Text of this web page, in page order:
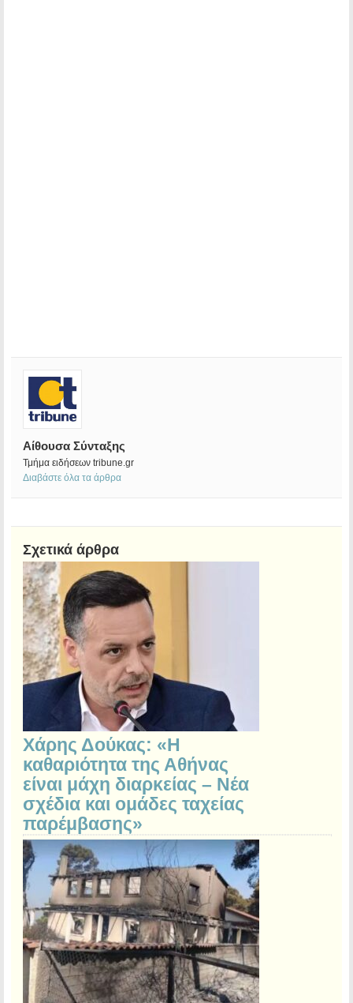
Αίθουσα Σύνταξης
Τμήμα ειδήσεων tribune.gr
Διαβάστε όλα τα άρθρα
Σχετικά άρθρα
Χάρης Δούκας: «Η
καθαριότητα της Αθήνας
είναι μάχη διαρκείας – Νέα
σχέδια και ομάδες ταχείας
παρέμβασης»